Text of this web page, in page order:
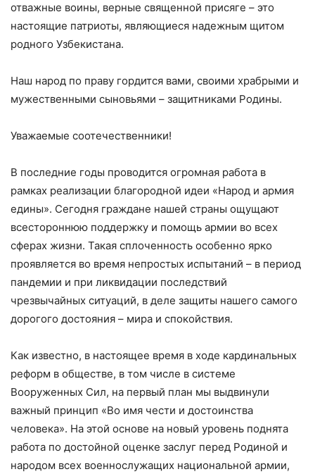
отважные воины, верные священной присяге – это
настоящие патриоты, являющиеся надежным щитом
родного Узбекистана.
Наш народ по праву гордится вами, своими храбрыми и
мужественными сыновьями – защитниками Родины.
Уважаемые соотечественники!
В последние годы проводится огромная работа в
рамках реализации благородной идеи «Народ и армия
едины». Сегодня граждане нашей страны ощущают
всестороннюю поддержку и помощь армии во всех
сферах жизни. Такая сплоченность особенно ярко
проявляется во время непростых испытаний – в период
пандемии и при ликвидации последствий
чрезвычайных ситуаций, в деле защиты нашего самого
дорогого достояния – мира и спокойствия.
Как известно, в настоящее время в ходе кардинальных
реформ в обществе, в том числе в системе
Вооруженных Сил, на первый план мы выдвинули
важный принцип «Во имя чести и достоинства
человека». На этой основе на новый уровень поднята
работа по достойной оценке заслуг перед Родиной и
народом всех военнослужащих национальной армии,